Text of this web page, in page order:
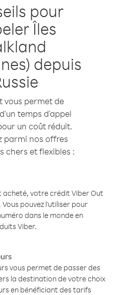
pour
Îles
depuis
vous permet de
temps d'appel
un coût réduit.
parmi nos offres
chers et flexibles :
acheté, votre crédit Viber Out
pouvez l'utiliser pour
dans le monde en
Viber.
vous permet de passer des
la destination de votre choix
en bénéficiant des tarifs